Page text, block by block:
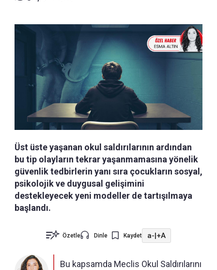
Üst üste yaşanan okul saldırılarının ardından
bu tip olayların tekrar yaşanmamasına yönelik
güvenlik tedbirlerin yanı sıra çocukların sosyal,
psikolojik ve duygusal gelişimini
destekleyecek yeni modeller de tartışılmaya
başlandı.
Özetle Dinle Kaydet a-|+A
Bu kapsamda Meclis Okul Saldırılarını